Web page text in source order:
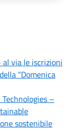
al via le iscrizioni
“Domenica
–
sostenibile